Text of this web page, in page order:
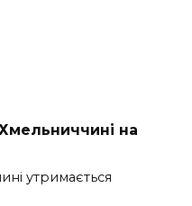
на
утримається